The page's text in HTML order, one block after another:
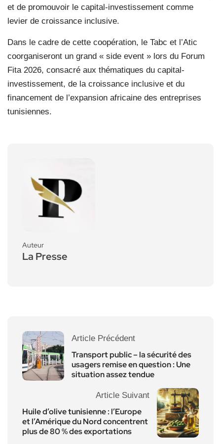
et de promouvoir le capital-investissement comme
levier de croissance inclusive.
Dans le cadre de cette coopération, le Tabc et l’Atic
coorganiseront un grand « side event » lors du Forum
Fita 2026, consacré aux thématiques du capital-
investissement, de la croissance inclusive et du
financement de l’expansion africaine des entreprises
tunisiennes.
Auteur
La Presse
Article Précédent
Transport public – la sécurité des
usagers remise en question : Une
situation assez tendue
Article Suivant
Huile d’olive tunisienne : l’Europe
et l’Amérique du Nord concentrent
plus de 80 % des exportations